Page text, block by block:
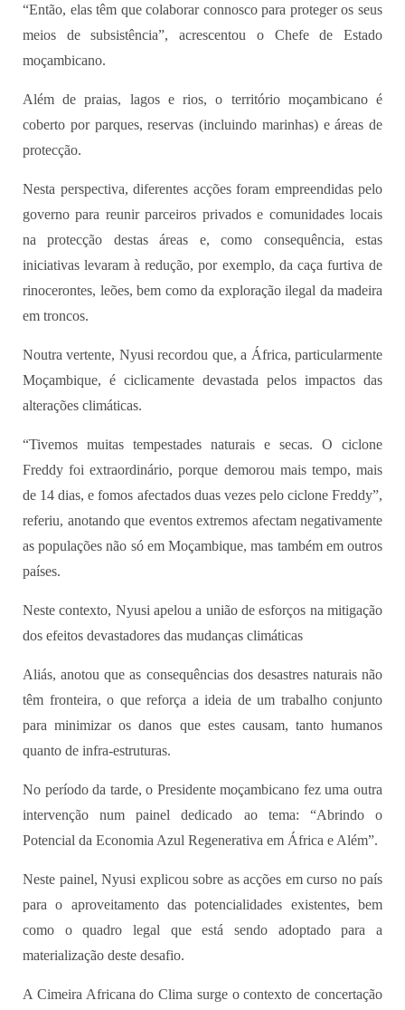
“Então, elas têm que colaborar connosco para proteger os seus
meios de subsistência”, acrescentou o Chefe de Estado
moçambicano.
Além de praias, lagos e rios, o território moçambicano é
coberto por parques, reservas (incluindo marinhas) e áreas de
protecção.
Nesta perspectiva, diferentes acções foram empreendidas pelo
governo para reunir parceiros privados e comunidades locais
na protecção destas áreas e, como consequência, estas
iniciativas levaram à redução, por exemplo, da caça furtiva de
rinocerontes, leões, bem como da exploração ilegal da madeira
em troncos.
Noutra vertente, Nyusi recordou que, a África, particularmente
Moçambique, é ciclicamente devastada pelos impactos das
alterações climáticas.
“Tivemos muitas tempestades naturais e secas. O ciclone
Freddy foi extraordinário, porque demorou mais tempo, mais
de 14 dias, e fomos afectados duas vezes pelo ciclone Freddy”,
referiu, anotando que eventos extremos afectam negativamente
as populações não só em Moçambique, mas também em outros
países.
Neste contexto, Nyusi apelou a união de esforços na mitigação
dos efeitos devastadores das mudanças climáticas
Aliás, anotou que as consequências dos desastres naturais não
têm fronteira, o que reforça a ideia de um trabalho conjunto
para minimizar os danos que estes causam, tanto humanos
quanto de infra-estruturas.
No período da tarde, o Presidente moçambicano fez uma outra
intervenção num painel dedicado ao tema: “Abrindo o
Potencial da Economia Azul Regenerativa em África e Além”.
Neste painel, Nyusi explicou sobre as acções em curso no país
para o aproveitamento das potencialidades existentes, bem
como o quadro legal que está sendo adoptado para a
materialização deste desafio.
A Cimeira Africana do Clima surge o contexto de concertação